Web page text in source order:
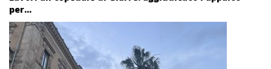
per...